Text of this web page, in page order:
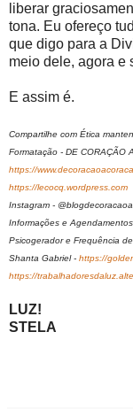
liberar
tona. Eu ofereço
que digo para a
meio dele, agora e
E assim é.
Compartilhe com Ética
Formatação - DE CORAÇÃO
https://
https://lecocq.wordpress.com
Instagram -
Informações e
Psicogerador e Frequência
Shanta Gabriel - https://
https://
LUZ!
STELA